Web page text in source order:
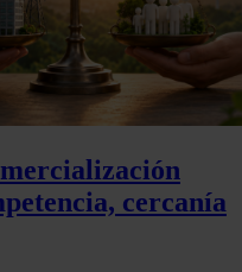
redes sociales,
con otra
recopilado a partir del uso
cercanía